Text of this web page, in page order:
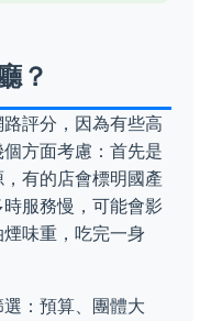
？
評分，因為有些高
方面考慮：首先是
有的店會標明國產
服務慢，可能會影
味重，吃完一身
：預算、團體大